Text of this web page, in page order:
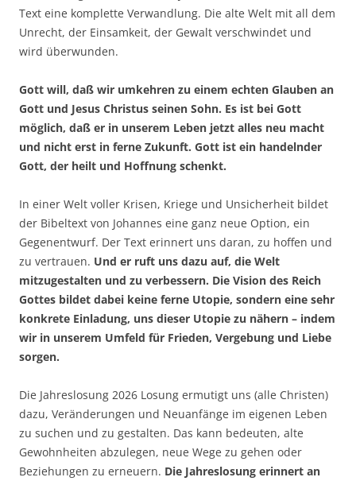
Text eine komplette Verwandlung. Die alte Welt mit all dem
Unrecht, der Einsamkeit, der Gewalt verschwindet und
wird überwunden.
Gott will, daß wir umkehren zu einem echten Glauben an
Gott und Jesus Christus seinen Sohn. Es ist bei Gott
möglich, daß er in unserem Leben jetzt alles neu macht
und nicht erst in ferne Zukunft. Gott ist ein handelnder
Gott, der heilt und Hoffnung schenkt.
In einer Welt voller Krisen, Kriege und Unsicherheit bildet
der Bibeltext von Johannes eine ganz neue Option, ein
Gegenentwurf. Der Text erinnert uns daran, zu hoffen und
zu vertrauen. Und er ruft uns dazu auf, die Welt
mitzugestalten und zu verbessern. Die Vision des Reich
Gottes bildet dabei keine ferne Utopie, sondern eine sehr
konkrete Einladung, uns dieser Utopie zu nähern – indem
wir in unserem Umfeld für Frieden, Vergebung und Liebe
sorgen.
Die Jahreslosung 2026 Losung ermutigt uns (alle Christen)
dazu, Veränderungen und Neuanfänge im eigenen Leben
zu suchen und zu gestalten. Das kann bedeuten, alte
Gewohnheiten abzulegen, neue Wege zu gehen oder
Beziehungen zu erneuern. Die Jahreslosung erinnert an